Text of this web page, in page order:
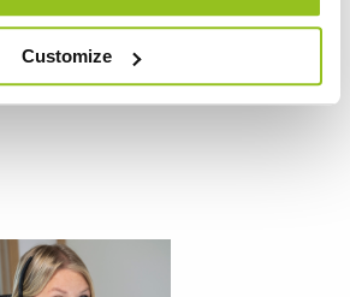
Customize